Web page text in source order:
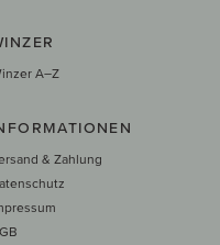
A–Z
& Zahlung